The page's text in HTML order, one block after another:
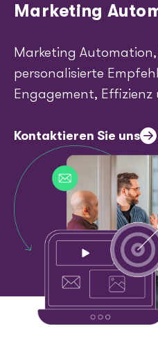
Referenzen
Alles zu
Blog
Header menu
Kontakt
Marketing
Marketing
personalisierte
Engagement, Effizienz
Kontaktieren Sie uns
Image